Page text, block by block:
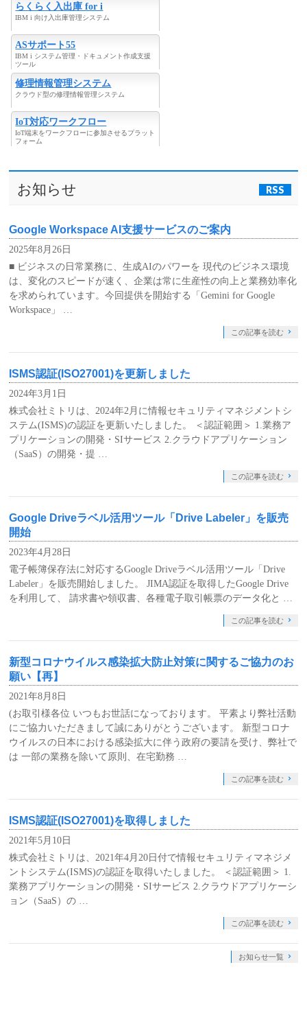
らくらく入出庫 for i
IBM i 向け入出庫管理システム
ASサポート55
IBM i システム管理・ドキュメント作成支援
ツール
修理情報管理システム
クラウド型の修理情報管理システム
IoT対応ワークフロー
IoT端末をワークフローに参加させるプラット
フォーム
お知らせ RSS
Google Workspace AI支援サービスのご案内
2025年8月26日
■ ビジネスの日常業務に、生成AIのパワーを 現代のビジネス環境
は、変化のスピードが速く、企業は常に生産性の向上と業務効率化
を求められています。今回提供を開始する「Gemini for Google
Workspace」 …
この記事を読む
ISMS認証(ISO27001)を更新しました
2024年3月1日
株式会社ミトリは、2024年2月に情報セキュリティマネジメントシ
ステム(ISMS)の認証を更新いたしました。 ＜認証範囲＞ 1.業務ア
プリケーションの開発・SIサービス 2.クラウドアプリケーション
（SaaS）の開発・提 …
この記事を読む
Google Driveラベル活用ツール「Drive Labeler」を販売
開始
2023年4月28日
電子帳簿保存法に対応するGoogle Driveラベル活用ツール「Drive
Labeler」を販売開始しました。 JIMA認証を取得したGoogle Drive
を利用して、 請求書や領収書、各種電子取引帳票のデータ化と …
この記事を読む
新型コロナウイルス感染拡大防止対策に関するご協力のお
願い【再】
2021年8月8日
(お取引様各位 いつもお世話になっております。 平素より弊社活動
にご協力いただきまして誠にありがとうございます。 新型コロナ
ウイルスの日本における感染拡大に伴う政府の要請を受け、弊社で
は 一部の業務を除いて原則、在宅勤務 …
この記事を読む
ISMS認証(ISO27001)を取得しました
2021年5月10日
株式会社ミトリは、2021年4月20日付で情報セキュリティマネジメ
ントシステム(ISMS)の認証を取得いたしました。 ＜認証範囲＞ 1.
業務アプリケーションの開発・SIサービス 2.クラウドアプリケーシ
ョン（SaaS）の …
この記事を読む
お知らせ一覧